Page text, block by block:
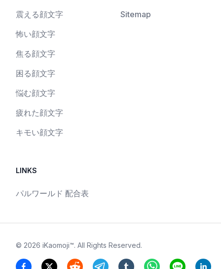
震える顔文字
怖い顔文字
焦る顔文字
困る顔文字
悩む顔文字
疲れた顔文字
キモい顔文字
Sitemap
LINKS
パルワールド 配合表
© 2026 iKaomoji™. All Rights Reserved.